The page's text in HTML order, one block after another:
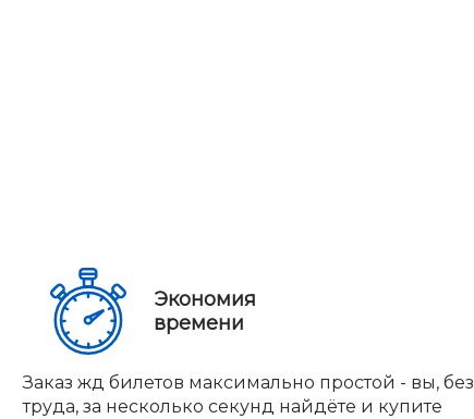
Экономия
времени
Заказ жд билетов максимально простой - вы, без
труда, за несколько секунд найдёте и купите